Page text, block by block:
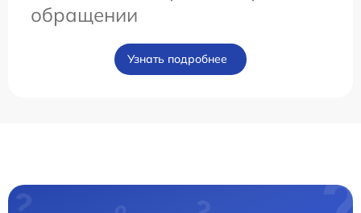
обращении
Узнать подробнее